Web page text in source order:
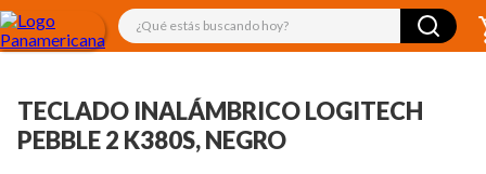
¿Qué estás buscando hoy?
TECLADO INALÁMBRICO LOGITECH
PEBBLE 2 K380S, NEGRO